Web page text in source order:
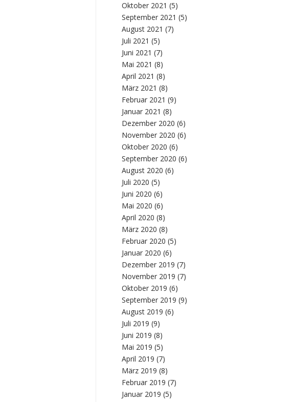
Oktober 2021 (5)
September 2021 (5)
August 2021 (7)
Juli 2021 (5)
Juni 2021 (7)
Mai 2021 (8)
April 2021 (8)
März 2021 (8)
Februar 2021 (9)
Januar 2021 (8)
Dezember 2020 (6)
November 2020 (6)
Oktober 2020 (6)
September 2020 (6)
August 2020 (6)
Juli 2020 (5)
Juni 2020 (6)
Mai 2020 (6)
April 2020 (8)
März 2020 (8)
Februar 2020 (5)
Januar 2020 (6)
Dezember 2019 (7)
November 2019 (7)
Oktober 2019 (6)
September 2019 (9)
August 2019 (6)
Juli 2019 (9)
Juni 2019 (8)
Mai 2019 (5)
April 2019 (7)
März 2019 (8)
Februar 2019 (7)
Januar 2019 (5)